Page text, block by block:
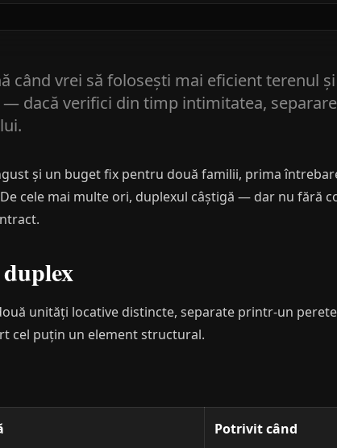
când vrei să folosești mai eficient terenul
dacă verifici din timp intimitatea,
și un buget fix pentru două familii, prima
cele mai multe ori, duplexul câștigă — dar nu fără
unități locative distincte, separate printr-un
cel puțin un element structural.
Potrivit când